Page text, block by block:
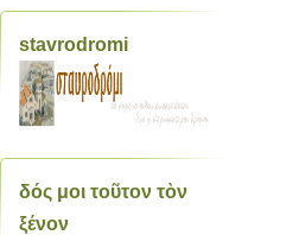
stavrodromi
δός μοι τοῦτον τὸν
ξένον